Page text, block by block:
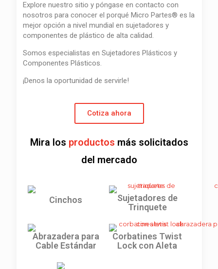
Explore nuestro sitio y póngase en contacto con
nosotros para conocer el porqué Micro Partes® es la
mejor opción a nivel mundial en sujetadores y
componentes de plástico de alta calidad.
Somos especialistas en Sujetadores Plásticos y
Componentes Plásticos.
¡Denos la oportunidad de servirle!
Cotiza ahora
Mira los productos más solicitados
del mercado
Cinchos
Sujetadores de
Trinquete
Abrazadera para
Cable Estándar
Corbatines Twist
Lock con Aleta